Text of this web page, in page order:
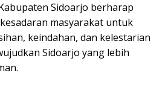
Sidoarjo berharap
masyarakat untuk
keindahan, dan kelestarian
Sidoarjo yang lebih